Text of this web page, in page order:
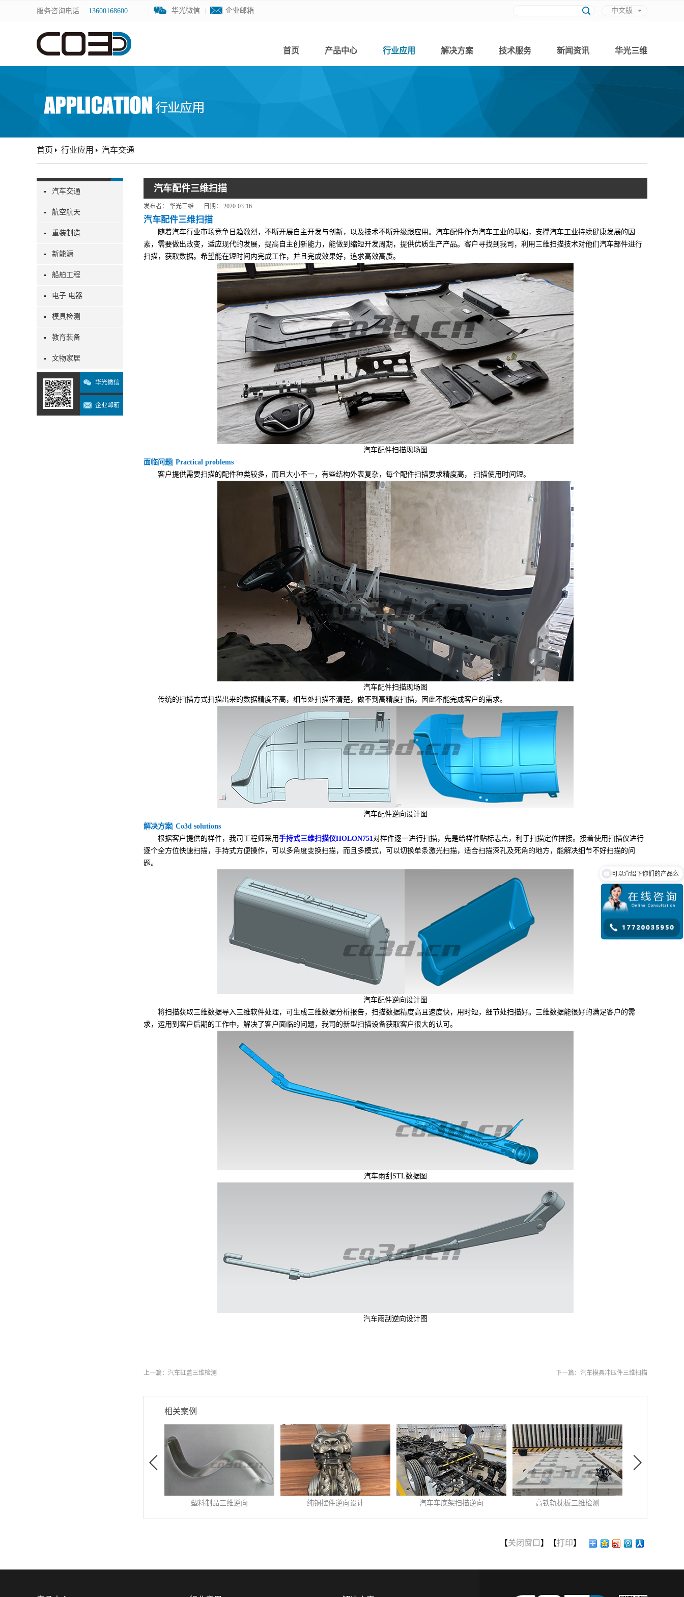
服务咨询电话: 13600168600
中文版
企业邮箱
华光微信 企业邮箱
华光微信
首页 产品中心 行业应用 解决方案 技术服务 新闻资讯 华光三维
汽车交通
航空航天
重装制造
新能源
船舶工程
电子 电器
模具检测
教育装备
文物家居
华光微信
企业邮箱
首页 行业应用 汽车交通
汽车配件三维扫描
发布者： 华光三维 日期： 2020-03-16
汽车配件三维扫描
随着汽车行业市场竞争日趋激烈，不断开展自主开发与创新，以及技术不断升级跟应用。汽车配件作为汽车工业的基础，支撑汽车工业持续健康发展的因
素，需要做出改变，适应现代的发展，提高自主创新能力，能做到缩短开发周期，提供优质生产产品。客户寻找到我司，利用三维扫描技术对他们汽车部件进行
扫描，获取数据。希望能在短时间内完成工作，并且完成效果好，追求高效高质。
汽车配件扫描现场图
面临问题| Practical problems
客户提供需要扫描的配件种类较多，而且大小不一，有些结构外表复杂，每个配件扫描要求精度高， 扫描使用时间短。
汽车配件扫描现场图
传统的扫描方式扫描出来的数据精度不高，细节处扫描不清楚，做不到高精度扫描，因此不能完成客户的需求。
汽车配件逆向设计图
解决方案| Co3d solutions
根据客户提供的样件，我司工程师采用手持式三维扫描仪HOLON751对样件逐一进行扫描，先是给样件贴标志点，利于扫描定位拼接。接着使用扫描仪进行
逐个全方位快速扫描，手持式方便操作，可以多角度变换扫描，而且多模式，可以切换单条激光扫描，适合扫描深孔及死角的地方，能解决细节不好扫描的问
题。
汽车配件逆向设计图
将扫描获取三维数据导入三维软件处理，可生成三维数据分析报告，扫描数据精度高且速度快，用时短，细节处扫描好。三维数据能很好的满足客户的需
求，运用到客户后期的工作中，解决了客户面临的问题，我司的新型扫描设备获取客户很大的认可。
汽车雨刮STL数据图
汽车雨刮逆向设计图
上一篇： 汽车缸盖三维检测 下一篇： 汽车模具冲压件三维扫描
相关案例
纯铜摆件逆向设计
发布时间: 2023 - 04 - 22
汽车车底架扫描逆向
发布时间: 2020 - 04 - 20
高铁轨枕板三维检测
发布时间: 2022 - 06 - 09
汽车防倾杆三维检测
发布时间: 2023 - 01 - 12
防...
发布时间:
某...
【关闭窗口 】【打印】
可以介绍下你们的产品么
你们是怎么收费的呢